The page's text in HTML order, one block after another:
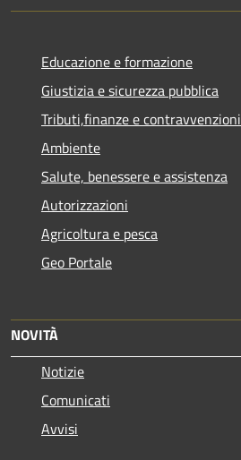
Educazione e formazione
Giustizia e sicurezza pubblica
Tributi,finanze e contravvenzioni
Ambiente
Salute, benessere e assistenza
Autorizzazioni
Agricoltura e pesca
Geo Portale
NOVITÀ
Notizie
Comunicati
Avvisi